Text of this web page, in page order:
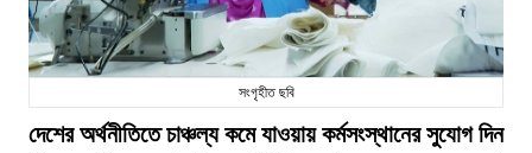
সংগৃহীত ছবি
দেশের অর্থনীতিতে চাঞ্চল্য কমে যাওয়ায় কর্মসংস্থানের সুযোগ দিন